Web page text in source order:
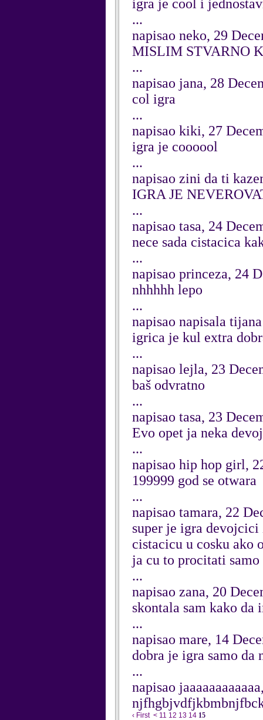
igra je cool i
...
napisao neko, 29
MISLIM STVARNO
...
napisao jana, 28
col igra
...
napisao kiki, 27
igra je coooool
...
napisao zini da ti
IGRA JE
...
napisao tasa, 24
nece sada cistacica
...
napisao princeza, 24
nhhhhh lepo
...
napisao napisala
igrica je kul extra
...
napisao lejla, 23
baš odvratno
...
napisao tasa, 23
Evo opet ja neka
...
napisao hip hop girl,
199999 god se otwara
...
napisao tamara, 22
super je igra devojcici
cistacicu u cosku ako
ja cu to procitati
...
napisao zana, 20
skontala sam kako da
...
napisao mare, 14
dobra je igra samo da
...
napisao
‹ First < 11 12 13 14 15